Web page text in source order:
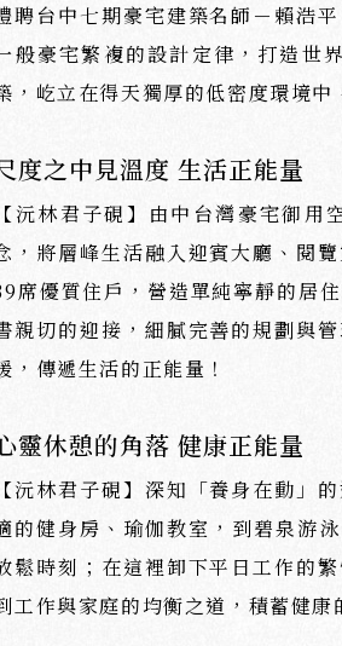
聘台中七期豪宅建築名師－賴浩
般豪宅繁複的設計定律，打造世
，屹立在得天獨厚的低密度環境中
度之中見溫度 生活正能量
【沅林君子硯】由中台灣豪宅御
，將層峰生活融入迎賓大廳、閱
席優質住戶，營造單純寧靜的居
親切的迎接，細膩完善的規劃與
，傳遞生活的正能量！
靈休憩的角落 健康正能量
【沅林君子硯】深知「養身在動」
的健身房、瑜伽教室，到碧泉游
鬆時刻；在這裡卸下平日工作的
工作與家庭的均衡之道，積蓄健康